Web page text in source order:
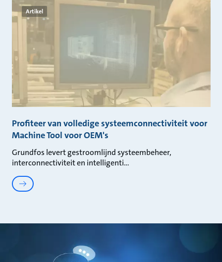
Artikel
Profiteer van volledige systeemconnectiviteit voor
Machine Tool voor OEM's
Grundfos levert gestroomlijnd systeembeheer,
interconnectiviteit en intelligenti